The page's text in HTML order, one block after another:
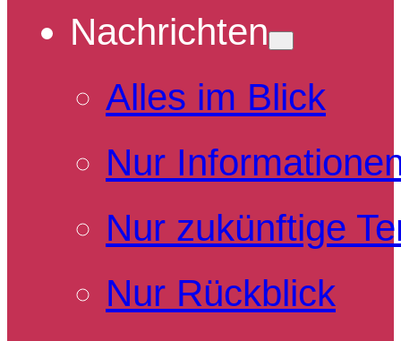
Nachrichten
Alles im Blick
Nur
Nur zukünftige
Nur Rückblick